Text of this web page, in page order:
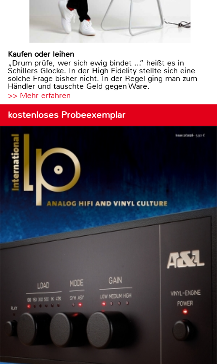
Kaufen oder leihen
„Drum prüfe, wer sich ewig bindet ...“ heißt es in
Schillers Glocke. In der High Fidelity stellte sich eine
solche Frage bisher nicht. In der Regel ging man zum
Händler und tauschte Geld gegen Ware.
>> Mehr erfahren
kostenloses Probeexemplar